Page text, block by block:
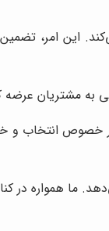
این امر،
مشتریان عرضه
خصوص انتخاب و
ما همواره در